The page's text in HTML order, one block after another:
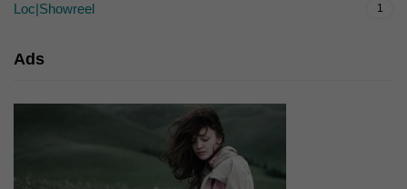
Loc|Showreel 1
Ads